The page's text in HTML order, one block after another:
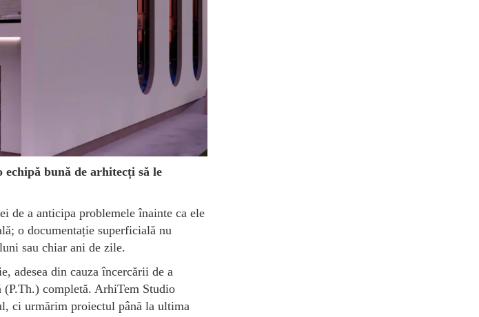
bună de arhitecți să le
de a anticipa problemele înainte ca ele
o documentație superficială nu
sau chiar ani de zile.
adesea din cauza încercării de a
(P.Th.) completă. ArhiTem Studio
ci urmărim proiectul până la ultima